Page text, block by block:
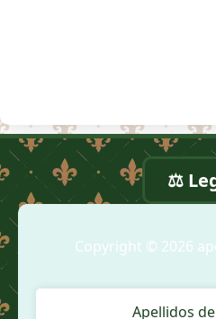
⚖️
Copyright © 2026
Apellidos